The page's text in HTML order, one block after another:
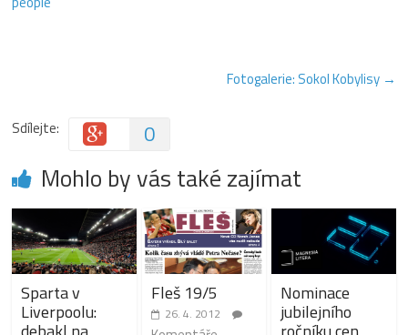
Fotogalerie: Sokol Kobylisy →
Sdílejte: 0
Mohlo by vás také zajímat
Sparta v
Liverpoolu:
Fleš 19/5
26. 4. 2012
Nominace
jubilejního